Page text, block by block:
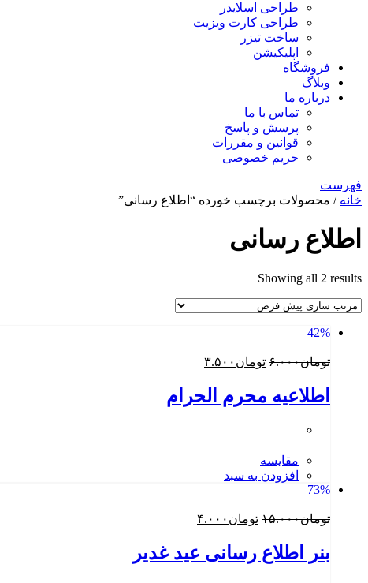
طراحی اسلایدر
طراحی کارت ویزیت
ساخت تیزر
اپلیکیشن
فروشگاه
وبلاگ
درباره ما
تماس با ما
پرسش و پاسخ
قوانین و مقررات
حریم خصوصی
فهرست
خانه / محصولات برچسب خورده “اطلاع رسانی”
اطلاع رسانی
Showing all 2 results
42%
تومان۶.۰۰۰ قیمت
تومان۶.۰۰۰
بود.
تومان ۳.۵۰۰قیمت
تومان۳.۵۰۰.
اطلاعیه محرم الحرام
مقایسه
افزودن به سبد
73%
تومان۱۵.۰۰۰ قیمت
تومان۱۵.۰۰۰
بود.
تومان ۴.۰۰۰قیمت
تومان۴.۰۰۰.
بنر اطلاع رسانی عید غدیر